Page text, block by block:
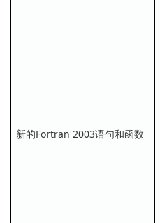
新的Fortran 2003语句和函数